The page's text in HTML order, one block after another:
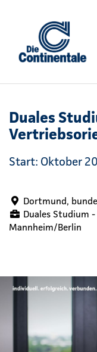
Duales
Start: Oktober
Dortmund,
Duales Studium
Mannheim/Berlin